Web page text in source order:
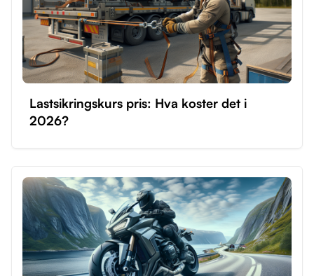
Lastsikringskurs pris: Hva koster det i
2026?